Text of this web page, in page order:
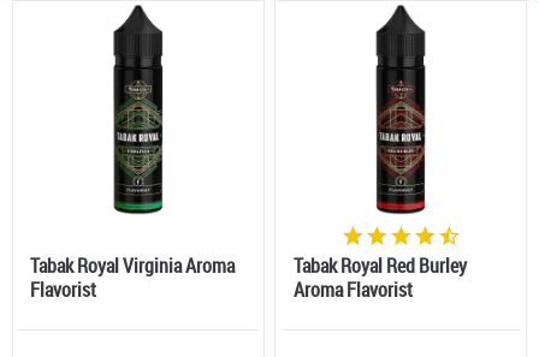
Tabak Royal Virginia Aroma
Flavorist
Tabak Royal Red Burley
Aroma Flavorist